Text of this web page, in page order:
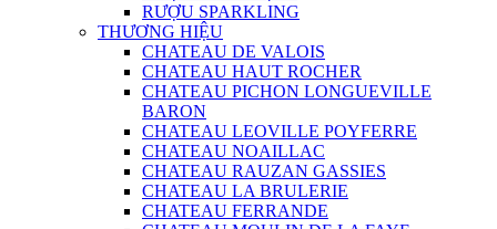
RƯỢU SPARKLING
THƯƠNG HIỆU
CHATEAU DE VALOIS
CHATEAU HAUT ROCHER
CHATEAU PICHON LONGUEVILLE
BARON
CHATEAU LEOVILLE POYFERRE
CHATEAU NOAILLAC
CHATEAU RAUZAN GASSIES
CHATEAU LA BRULERIE
CHATEAU FERRANDE